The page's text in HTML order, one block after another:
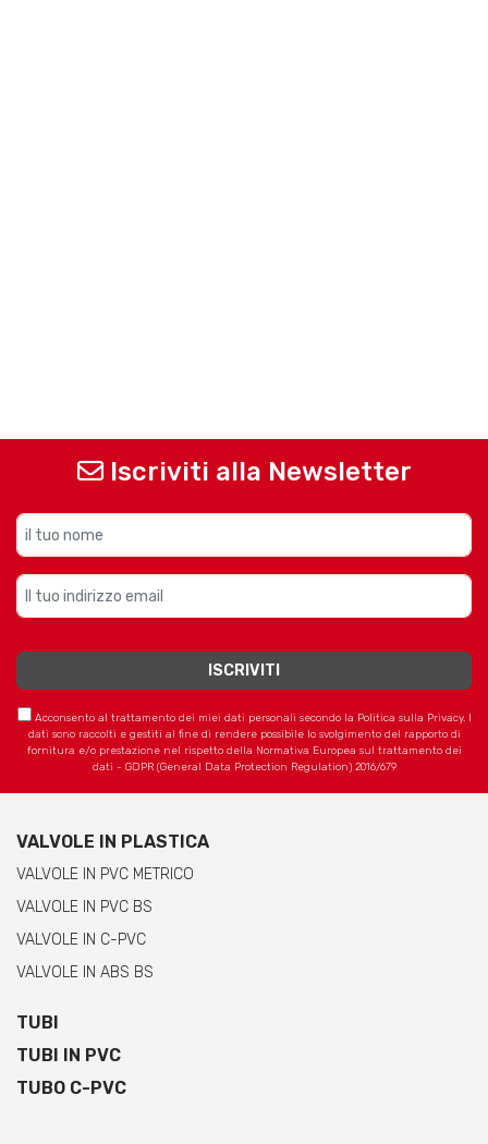
Iscriviti alla Newsletter
Acconsento al trattamento dei miei dati personali secondo la Politica sulla Privacy. I
dati sono raccolti e gestiti al fine di rendere possibile lo svolgimento del rapporto di
fornitura e/o prestazione nel rispetto della Normativa Europea sul trattamento dei
dati - GDPR (General Data Protection Regulation) 2016/679
VALVOLE IN PLASTICA
VALVOLE IN PVC METRICO
VALVOLE IN PVC BS
VALVOLE IN C-PVC
VALVOLE IN ABS BS
TUBI
TUBI IN PVC
TUBO C-PVC